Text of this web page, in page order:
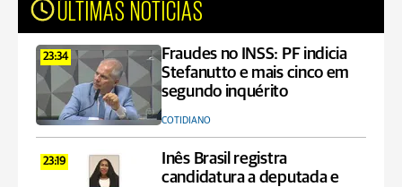
ÚLTIMAS NOTÍCIAS
23:34
Fraudes no INSS: PF indicia
Stefanutto e mais cinco em
segundo inquérito
COTIDIANO
23:19
Inês Brasil registra
candidatura a deputada e